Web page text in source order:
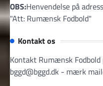
OBS:Henvendelse på
"Att: Rumænsk Fodbold"
Kontakt os
Kontakt Rumænsk
bggd@bggd.dk - mærk